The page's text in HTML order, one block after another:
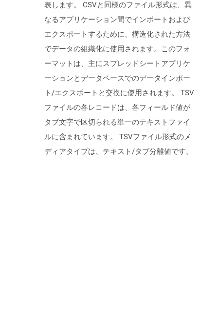
表します。 CSVと同様のファイル形式は、異
なるアプリケーション間でインポートおよび
エクスポートするために、構造化された方法
でデータの組織化に使用されます。このフォ
ーマットは、主にスプレッドシートアプリケ
ーションとデータベースでのデータインポー
ト/エクスポートと交換に使用されます。 TSV
ファイルの各レコードは、各フィールド値が
タブ文字で区切られる単一のテキストファイ
ルに含まれています。 TSVファイル形式のメ
ディアタイプは、テキスト/タブ分離値です。